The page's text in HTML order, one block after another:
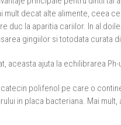
decat alte alimente, ceea
duc la aparitia cariilor. In al
gingiilor si totodata curata
aceasta ajuta la echilibrarea
polifenol pe care o
in placa bacteriana. Mai